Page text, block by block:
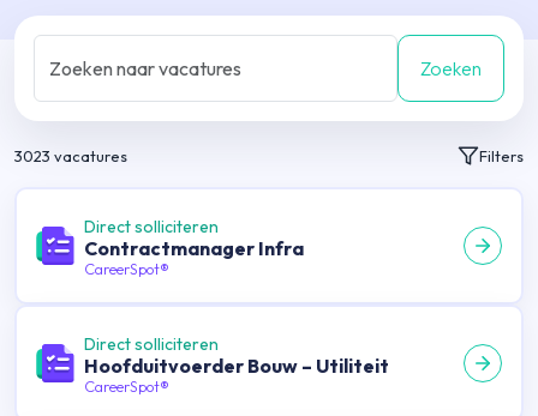
Zoeken
3023 vacatures Filters
Direct solliciteren
Contractmanager Infra
CareerSpot®
Direct solliciteren
Hoofduitvoerder Bouw – Utiliteit
CareerSpot®